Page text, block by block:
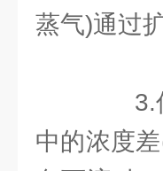
蒸气)通过
3.传
中的浓度